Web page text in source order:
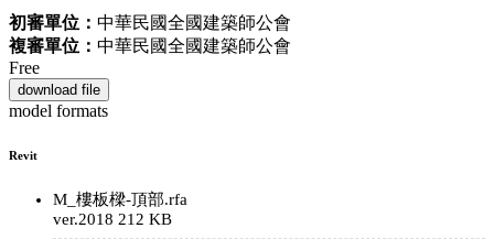
初審單位： 中華民國全國建築師公會
複審單位： 中華民國全國建築師公會
Free
download file
model formats
Revit
M_樓板樑-頂部.rfa
ver.2018 212 KB